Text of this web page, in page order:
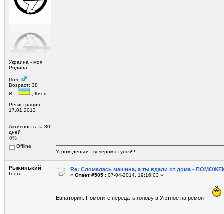
Украина - моя
Родина!
Пол:
Возраст: 38
Из:
, Киев
Регистрация:
17.01.2013
Активность за 30
дней
0%
Offline
Утром деньги - вечером стулья!!!
Рыжинький
Гость
Re: Сломалась машина, а ты вдали от дома -
« Ответ #505 : 07-04-2014, 19:16:03 »
Евпатория. Помогите передать голову в Уютное на ремонт